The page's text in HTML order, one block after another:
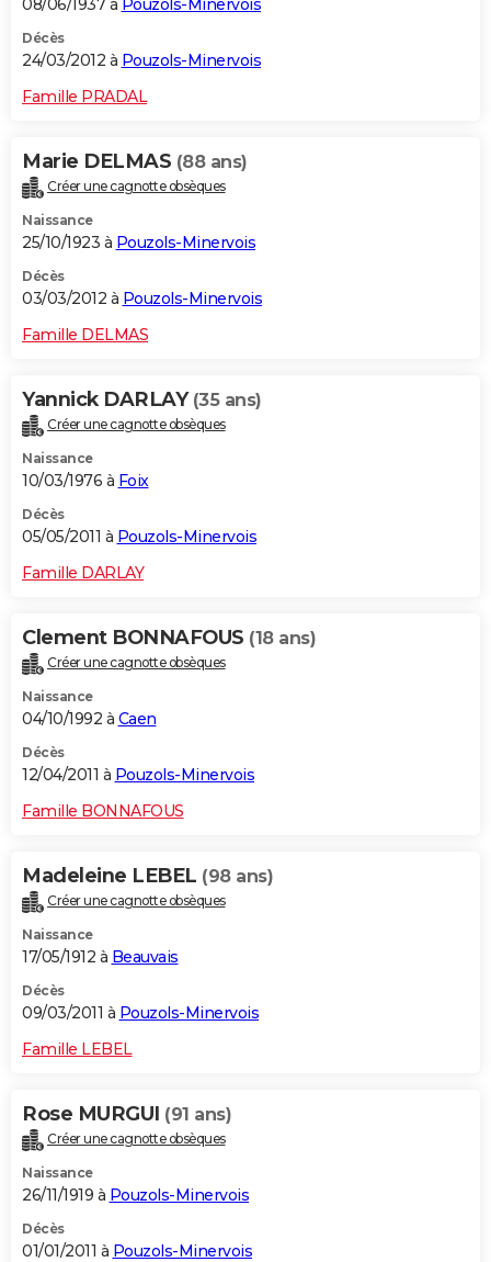
08/06/1937 à Pouzols-Minervois
Décès
24/03/2012 à Pouzols-Minervois
Famille PRADAL
Marie DELMAS (88 ans)
Créer une cagnotte obsèques
Naissance
25/10/1923 à Pouzols-Minervois
Décès
03/03/2012 à Pouzols-Minervois
Famille DELMAS
Yannick DARLAY (35 ans)
Créer une cagnotte obsèques
Naissance
10/03/1976 à Foix
Décès
05/05/2011 à Pouzols-Minervois
Famille DARLAY
Clement BONNAFOUS (18 ans)
Créer une cagnotte obsèques
Naissance
04/10/1992 à Caen
Décès
12/04/2011 à Pouzols-Minervois
Famille BONNAFOUS
Madeleine LEBEL (98 ans)
Créer une cagnotte obsèques
Naissance
17/05/1912 à Beauvais
Décès
09/03/2011 à Pouzols-Minervois
Famille LEBEL
Rose MURGUI (91 ans)
Créer une cagnotte obsèques
Naissance
26/11/1919 à Pouzols-Minervois
Décès
01/01/2011 à Pouzols-Minervois